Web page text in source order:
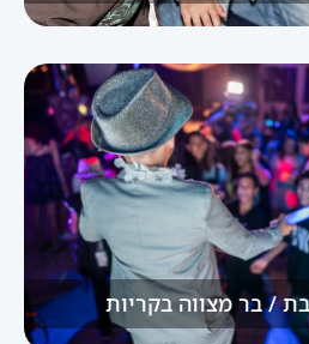
/ בר מצווה בקריות